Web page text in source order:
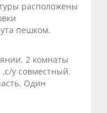
расположены
пешком.
2 комнаты
у совместный.
Один